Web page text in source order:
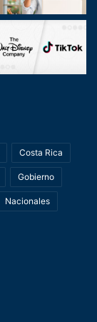
Costa Rica
Gobierno
Nacionales